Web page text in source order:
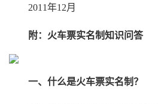
2011年12月
附：火车票实名制知识问答
一、什么是火车票实名制？